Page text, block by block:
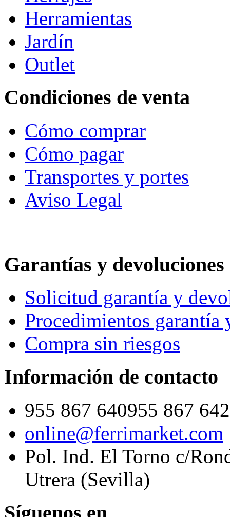
Herramientas
Jardín
Outlet
Condiciones de venta
Cómo comprar
Cómo pagar
Transportes y portes
Aviso Legal
Garantías y devoluciones
Solicitud garantía y
Procedimientos garantía
Compra sin riesgos
Información de contacto
955 867 640955 867 642
online@ferrimarket.com
Pol. Ind. El Torno c/
Utrera (Sevilla)